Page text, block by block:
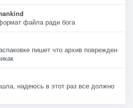
файла ради бога
пишет что архив поврежден
надеюсь в этот раз все должно